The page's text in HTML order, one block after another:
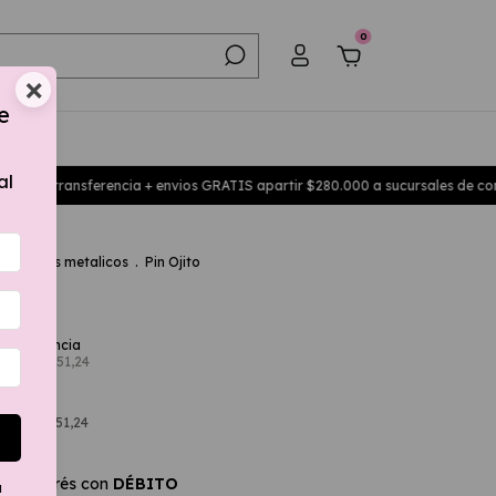
0
transferencia + envios GRATIS apartir $280.000 a sucursales de correo
Pins metalicos . Pin Ojito
$7.851,24
interés con DÉBITO
×